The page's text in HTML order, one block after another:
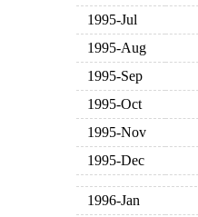
1995-Jul
1995-Aug
1995-Sep
1995-Oct
1995-Nov
1995-Dec
1996-Jan